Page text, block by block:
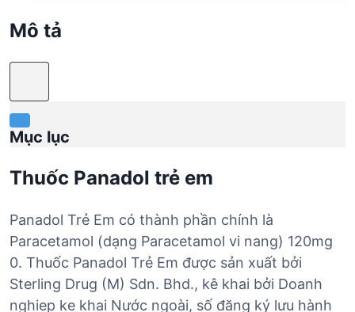
Mô tả
Mục lục
Thuốc Panadol trẻ em
Panadol Trẻ Em có thành phần chính là
Paracetamol (dạng Paracetamol vi nang) 120mg
0. Thuốc Panadol Trẻ Em được sản xuất bởi
Sterling Drug (M) Sdn. Bhd., kê khai bởi Doanh
nghiep ke khai Nước ngoài, số đăng ký lưu hành